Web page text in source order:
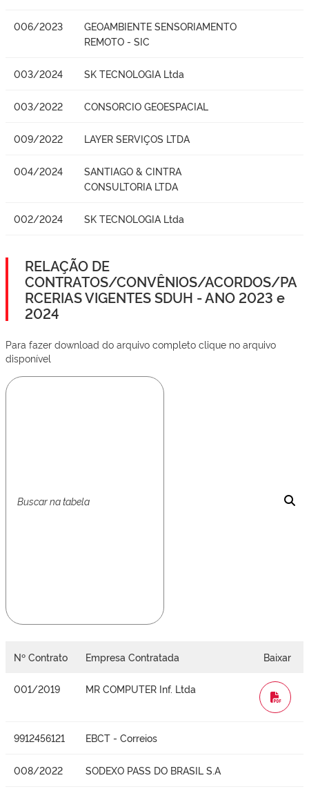
006/2023
GEOAMBIENTE SENSORIAMENTO
REMOTO - SIC
003/2024 SK TECNOLOGIA Ltda
003/2022 CONSORCIO GEOESPACIAL
009/2022 LAYER SERVIÇOS LTDA
004/2024
SANTIAGO & CINTRA
CONSULTORIA LTDA
002/2024 SK TECNOLOGIA Ltda
RELAÇÃO DE
CONTRATOS/CONVÊNIOS/ACORDOS/PA
RCERIAS VIGENTES SDUH - ANO 2023 e
2024
Para fazer download do arquivo completo clique no arquivo
disponível
Nº Contrato Empresa Contratada Baixar
001/2019 MR COMPUTER Inf. Ltda
WORD
9912456121 EBCT - Correios
008/2022 SODEXO PASS DO BRASIL S.A